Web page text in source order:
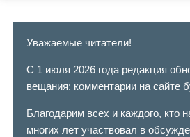
Уважаемые читатели!
С 1 июля 2026 года редакция
вещания: комментарии на сайте
Благодарим всех и каждого, кто
многих лет участвовал в